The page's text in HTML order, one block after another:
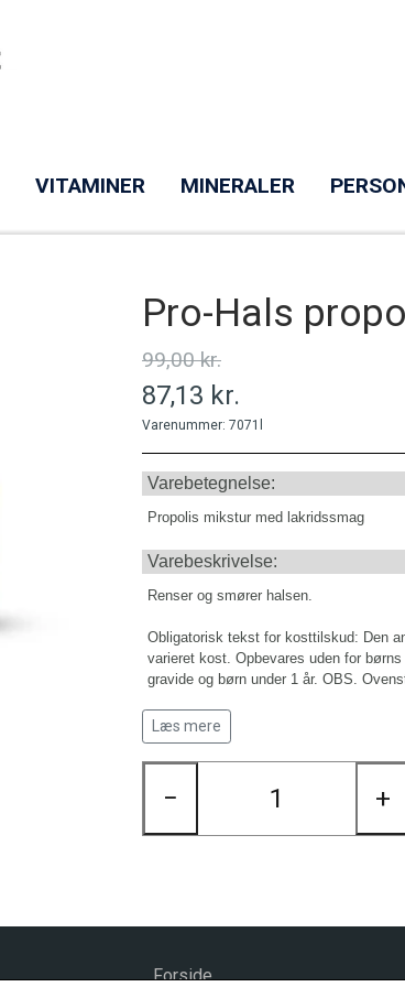
VITAMINER MINERALER
Pro-Hals
99,00 kr.
87,13 kr.
Varenummer: 7071l
Varebetegnelse:
Propolis mikstur med lakridssmag
Varebeskrivelse:
Renser og smører halsen.
Obligatorisk tekst for kosttilskud: Den
varieret kost. Opbevares uden for
gravide og børn under 1 år. OBS.
Daglig dosis:
15 ml 3 x daglig.
Læs mere
− +
Forside